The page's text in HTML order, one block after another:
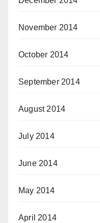
November 2014
October 2014
September 2014
August 2014
July 2014
June 2014
May 2014
April 2014